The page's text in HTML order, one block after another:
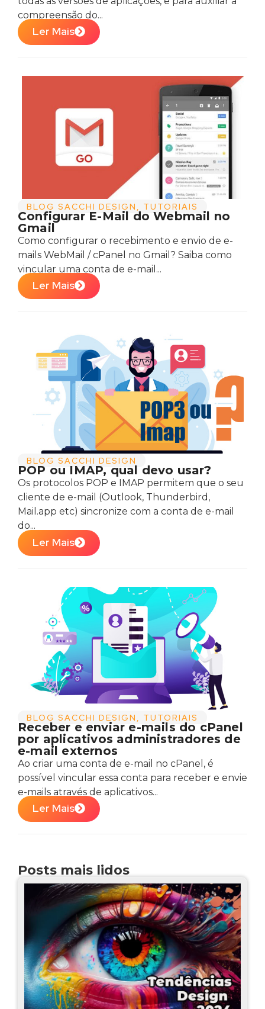
compreensão do...
Ler Mais
BLOG SACCHI DESIGN , TUTORIAIS
Configurar E-Mail do Webmail no
Gmail
Como configurar o recebimento e envio de e-
mails WebMail / cPanel no Gmail? Saiba como
vincular uma conta de e-mail...
Ler Mais
BLOG SACCHI DESIGN
POP ou IMAP, qual devo usar?
Os protocolos POP e IMAP permitem que o seu
cliente de e-mail (Outlook, Thunderbird,
Mail.app etc) sincronize com a conta de e-mail
do...
Ler Mais
BLOG SACCHI DESIGN , TUTORIAIS
Receber e enviar e-mails do cPanel
por aplicativos administradores de
e-mail externos
Ao criar uma conta de e-mail no cPanel, é
possível vincular essa conta para receber e envie
e-mails através de aplicativos...
Ler Mais
Posts mais lidos